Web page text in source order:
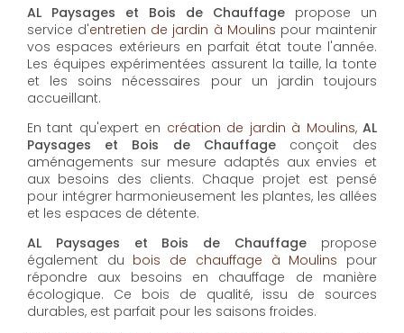
et les espaces de détente.
AL Paysages et Bois de Chauffagepropose
également dubois de chauffage à Moulins pour
répondre aux besoins en chauffage de manière
écologique. Ce bois de qualité, issu de sources
Enfin,l'installation de piscine à Moulins
fait partie des
services proposés parAL Paysages et Bois de
Chauffagepour transformer votre jardin en espace
de loisirs. Chaque piscine est installée selon les
normes, offrant confort et durabilité pour de longues
En plus de ses services :
Tarif entretien
d'espaces verts de copropriétés, AL Paysages et
Bois de Chauffagevous propose aussi :
Acheter bois de chauffage